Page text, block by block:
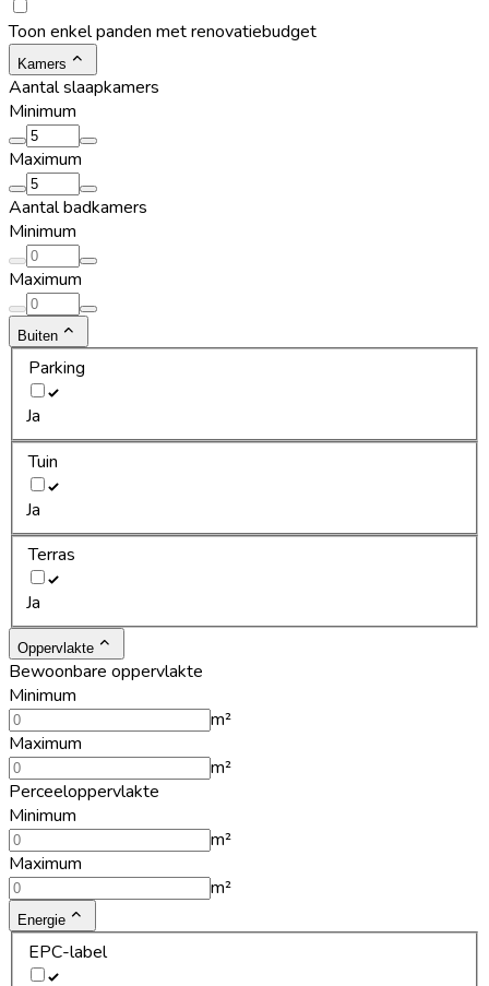
Toon enkel panden met renovatiebudget
Kamers
Aantal slaapkamers
Minimum
Maximum
Aantal badkamers
Minimum
Maximum
Buiten
Parking
Ja
Tuin
Ja
Terras
Ja
Oppervlakte
Bewoonbare oppervlakte
Minimum
m²
Maximum
m²
Perceeloppervlakte
Minimum
m²
Maximum
m²
Energie
EPC-label